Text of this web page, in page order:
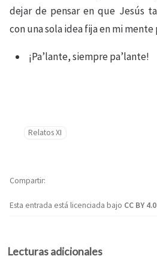
dejar de pensar en que Jesús
con una sola idea fija en mi mente
¡Pa’lante, siempre pa’lante!
Relatos XI
Esta entrada está licenciada bajo CC BY 4.0
Compartir
Lecturas adicionales